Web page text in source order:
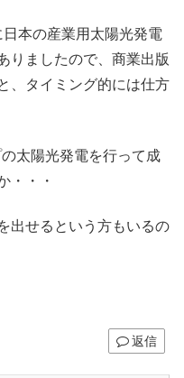
本の産業用太陽光発電
りましたので、商業出版
、タイミング的には仕方
太陽光発電を行って成
・・・
出せるという方もいるの
返信